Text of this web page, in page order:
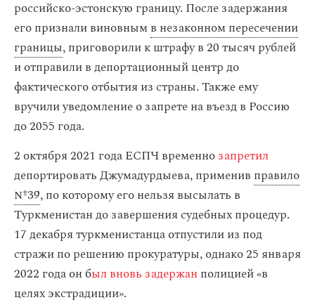
российско-эстонскую границу. После задержания
его признали виновным в незаконном пересечении
границы, приговорили к штрафу в 20 тысяч рублей
и отправили в депортационный центр до
фактического отбытия из страны. Также ему
вручили уведомление о запрете на въезд в Россию
до 2055 года.
2 октября 2021 года ЕСПЧ временнозапретил
депортировать Джумадурдыева, применив правило
№39, по которому его нельзя высылать в
Туркменистан до завершения судебных процедур.
17 декабря туркменистанца отпустили из под
стражи по решению прокуратуры, однако 25 января
2022 года он был вновь задержан полицией «в
целях экстрадиции».